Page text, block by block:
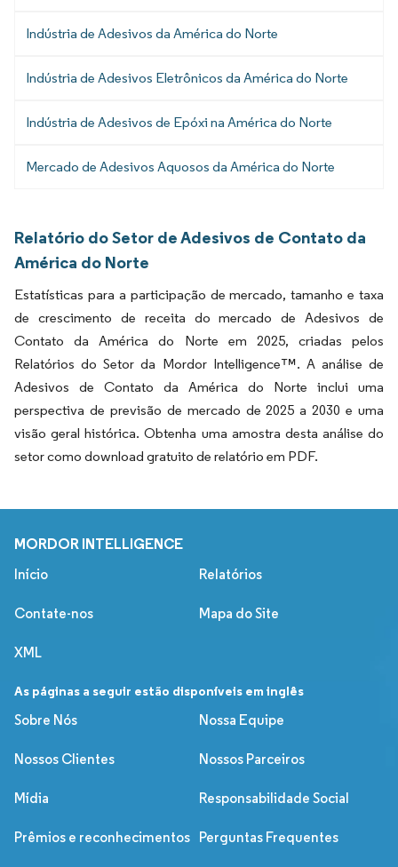
Indústria de Adesivos da América do Norte
Indústria de Adesivos Eletrônicos da América do Norte
Indústria de Adesivos de Epóxi na América do Norte
Mercado de Adesivos Aquosos da América do Norte
Relatório do Setor de Adesivos de Contato da
América do Norte
Estatísticas para a participação de mercado, tamanho e taxa
de crescimento de receita do mercado de Adesivos de
Contato da América do Norte em 2025, criadas pelos
Relatórios do Setor da Mordor Intelligence™. A análise de
Adesivos de Contato da América do Norte inclui uma
perspectiva de previsão de mercado de 2025 a 2030 e uma
visão geral histórica. Obtenha uma amostra desta análise do
setor como download gratuito de relatório em PDF.
MORDOR INTELLIGENCE
Início Relatórios
Contate-nos Mapa do Site
XML
As páginas a seguir estão disponíveis em inglês
Sobre Nós
Nossa Equipe
Nossos Clientes Nossos Parceiros
Mídia Responsabilidade Social
Prêmios e reconhecimentos Perguntas Frequentes